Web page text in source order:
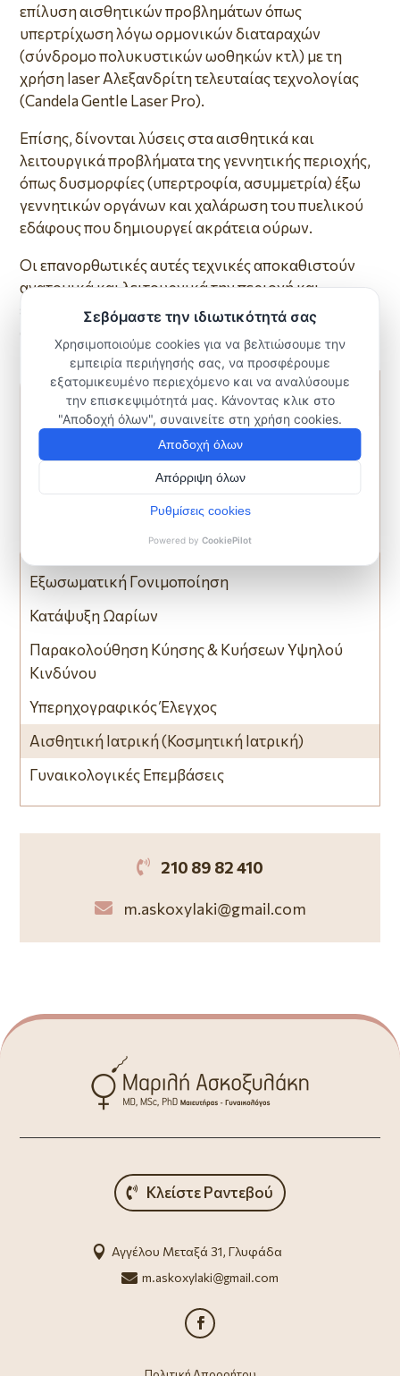
ΥΠΗΡΕΣΙΕΣ
Test Pap – Thin Prep – HPV DNA Test
Διερεύνηση Υπογονιμότητας
Εξωσωματική Γονιμοποίηση
Κατάψυξη Ωαρίων
Παρακολούθηση Κύησης & Κυήσεων Υψηλού
Κινδύνου
Υπερηχογραφικός Έλεγχος
Αισθητική Ιατρική (Κοσμητική Ιατρική)
Γυναικολογικές Επεμβάσεις
 210 89 82 410
 m.askoxylaki@gmail.com
επίλυση αισθητικών προβλημάτων όπως
υπερτρίχωση λόγω ορμονικών διαταραχών
(σύνδρομο πολυκυστικών ωοθηκών κτλ) με τη
χρήση laser Αλεξανδρίτη τελευταίας τεχνολογίας
(Candela Gentle Laser Pro).
Επίσης, δίνονται λύσεις στα αισθητικά και
λειτουργικά προβλήματα της γεννητικής περιοχής,
όπως δυσμορφίες (υπερτροφία, ασυμμετρία) έξω
γεννητικών οργάνων και χαλάρωση του πυελικού
εδάφους που δημιουργεί ακράτεια ούρων.
Οι επανορθωτικές αυτές τεχνικές αποκαθιστούν
ανατομικά και λειτουργικά την περιοχή και
επιπλέον προσφέρουν καλύτερο αισθητικό
αποτέλεσμα.
Κλείστε Ραντεβού
 Αγγέλου Μεταξά 31, Γλυφάδα
 m.askoxylaki@gmail.com